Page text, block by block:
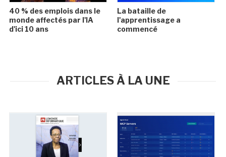
40 % des emplois dans le
monde affectés par l'IA
d'ici 10 ans
La bataille de
l'apprentissage a
commencé
ARTICLES À LA UNE